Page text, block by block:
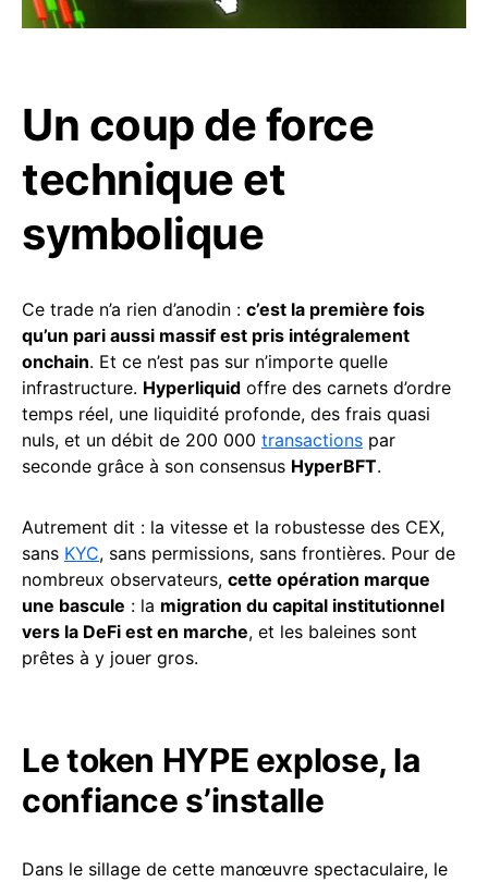
Un coup de force
technique et
symbolique
Ce trade n’a rien d’anodin : c’est la première fois
qu’un pari aussi massif est pris intégralement
onchain. Et ce n’est pas sur n’importe quelle
infrastructure. Hyperliquid offre des carnets d’ordre
temps réel, une liquidité profonde, des frais quasi
nuls, et un débit de 200 000 transactions par
seconde grâce à son consensus HyperBFT.
Autrement dit : la vitesse et la robustesse des CEX,
sans KYC, sans permissions, sans frontières. Pour de
nombreux observateurs, cette opération marque
une bascule : la migration du capital institutionnel
vers la DeFi est en marche, et les baleines sont
prêtes à y jouer gros.
Le token HYPE explose, la
confiance s’installe
Dans le sillage de cette manœuvre spectaculaire, le